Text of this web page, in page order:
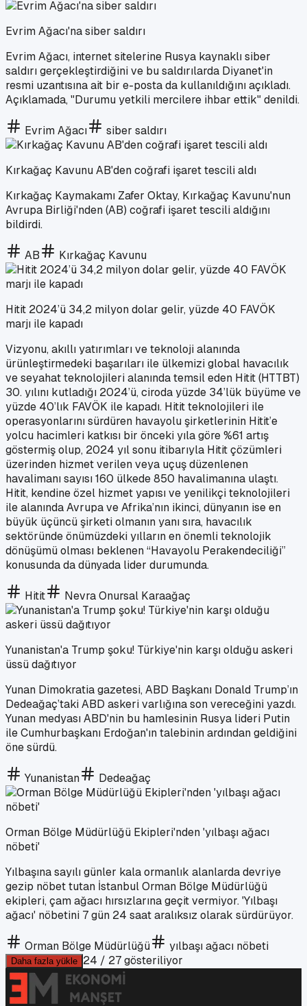
Evrim Ağacı'na siber saldırı
Evrim Ağacı, internet sitelerine Rusya kaynaklı siber
saldırı gerçekleştirdiğini ve bu saldırılarda Diyanet'in
resmi uzantısına ait bir e-posta da kullanıldığını açıkladı.
Açıklamada, "Durumu yetkili mercilere ihbar ettik" denildi.
Evrim Ağacı siber saldırı
Kırkağaç Kavunu AB'den coğrafi işaret tescili aldı
Kırkağaç Kaymakamı Zafer Oktay, Kırkağaç Kavunu'nun
Avrupa Birliği'nden (AB) coğrafi işaret tescili aldığını
bildirdi.
AB Kırkağaç Kavunu
Hitit 2024’ü 34,2 milyon dolar gelir, yüzde 40 FAVÖK
marjı ile kapadı
Vizyonu, akıllı yatırımları ve teknoloji alanında
ürünleştirmedeki başarıları ile ülkemizi global havacılık
ve seyahat teknolojileri alanında temsil eden Hitit (HTTBT)
30. yılını kutladığı 2024’ü, ciroda yüzde 34’lük büyüme ve
yüzde 40’lık FAVÖK ile kapadı. Hitit teknolojileri ile
operasyonlarını sürdüren havayolu şirketlerinin Hitit’e
yolcu hacimleri katkısı bir önceki yıla göre %61 artış
göstermiş olup, 2024 yıl sonu itibarıyla Hitit çözümleri
üzerinden hizmet verilen veya uçuş düzenlenen
havalimanı sayısı 160 ülkede 850 havalimanına ulaştı.
Hitit, kendine özel hizmet yapısı ve yenilikçi teknolojileri
ile alanında Avrupa ve Afrika’nın ikinci, dünyanın ise en
büyük üçüncü şirketi olmanın yanı sıra, havacılık
sektöründe önümüzdeki yılların en önemli teknolojik
dönüşümü olması beklenen “Havayolu Perakendeciliği”
konusunda da dünyada lider durumunda.
Hitit Nevra Onursal Karaağaç
Yunanistan'a Trump şoku! Türkiye'nin karşı olduğu askeri
üssü dağıtıyor
Yunan Dimokratia gazetesi, ABD Başkanı Donald Trump’ın
Dedeağaç’taki ABD askeri varlığına son vereceğini yazdı.
Yunan medyası ABD'nin bu hamlesinin Rusya lideri Putin
ile Cumhurbaşkanı Erdoğan'ın talebinin ardından geldiğini
öne sürdü.
Yunanistan Dedeağaç
Orman Bölge Müdürlüğü Ekipleri'nden 'yılbaşı ağacı
nöbeti'
Yılbaşına sayılı günler kala ormanlık alanlarda devriye
gezip nöbet tutan İstanbul Orman Bölge Müdürlüğü
ekipleri, çam ağacı hırsızlarına geçit vermiyor. 'Yılbaşı
ağacı' nöbetini 7 gün 24 saat aralıksız olarak sürdürüyor.
Orman Bölge Müdürlüğü yılbaşı ağacı nöbeti
Daha fazla yükle 24 / 27gösteriliyor